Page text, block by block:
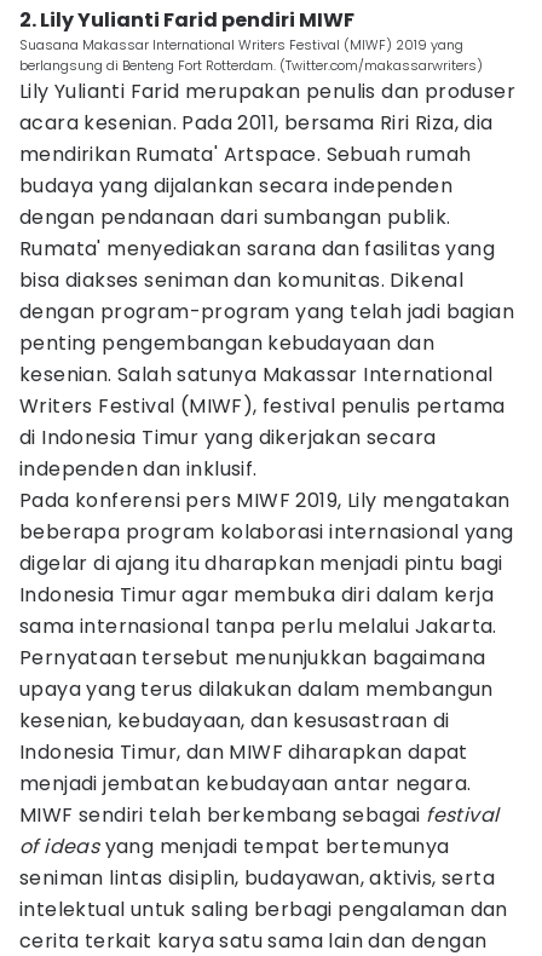
2. Lily Yulianti Farid pendiri MIWF
Suasana Makassar International Writers Festival (MIWF) 2019 yang
berlangsung di Benteng Fort Rotterdam. (Twitter.com/makassarwriters)
Lily Yulianti Farid merupakan penulis dan produser
acara kesenian. Pada 2011, bersama Riri Riza, dia
mendirikan Rumata' Artspace. Sebuah rumah
budaya yang dijalankan secara independen
dengan pendanaan dari sumbangan publik.
Rumata' menyediakan sarana dan fasilitas yang
bisa diakses seniman dan komunitas. Dikenal
dengan program-program yang telah jadi bagian
penting pengembangan kebudayaan dan
kesenian. Salah satunya Makassar International
Writers Festival (MIWF), festival penulis pertama
di Indonesia Timur yang dikerjakan secara
independen dan inklusif.
Pada konferensi pers MIWF 2019, Lily mengatakan
beberapa program kolaborasi internasional yang
digelar di ajang itu dharapkan menjadi pintu bagi
Indonesia Timur agar membuka diri dalam kerja
sama internasional tanpa perlu melalui Jakarta.
Pernyataan tersebut menunjukkan bagaimana
upaya yang terus dilakukan dalam membangun
kesenian, kebudayaan, dan kesusastraan di
Indonesia Timur, dan MIWF diharapkan dapat
menjadi jembatan kebudayaan antar negara.
MIWF sendiri telah berkembang sebagai festival
of ideasyang menjadi tempat bertemunya
seniman lintas disiplin, budayawan, aktivis, serta
intelektual untuk saling berbagi pengalaman dan
cerita terkait karya satu sama lain dan dengan